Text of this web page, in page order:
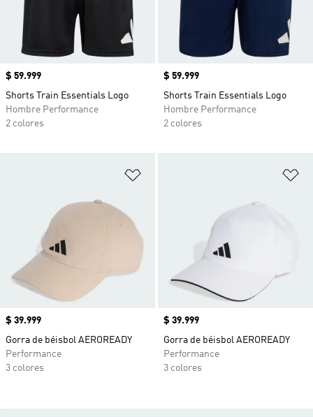
Precio
$ 59.999
Shorts Train Essentials Logo
Hombre Performance
2 colores
Precio
$ 59.999
Shorts Train Essentials Logo
Hombre Performance
2 colores
Precio
$ 39.999
Gorra de béisbol AEROREADY
Performance
3 colores
Precio
$ 39.999
Gorra de béisbol AEROREADY
Performance
3 colores